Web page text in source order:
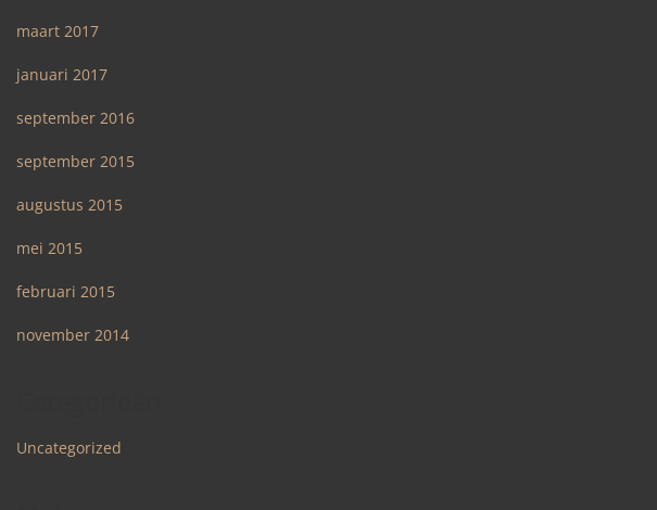
maart 2017
januari 2017
september 2016
september 2015
augustus 2015
mei 2015
februari 2015
november 2014
Uncategorized